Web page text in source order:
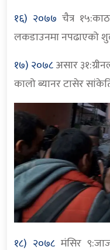
१६) २०७७ चैत्र
लकडाउनमा नपढाएको
१७) २०७८असार
कालो ब्यानर टासेर
१८) २०७८ मंसिर